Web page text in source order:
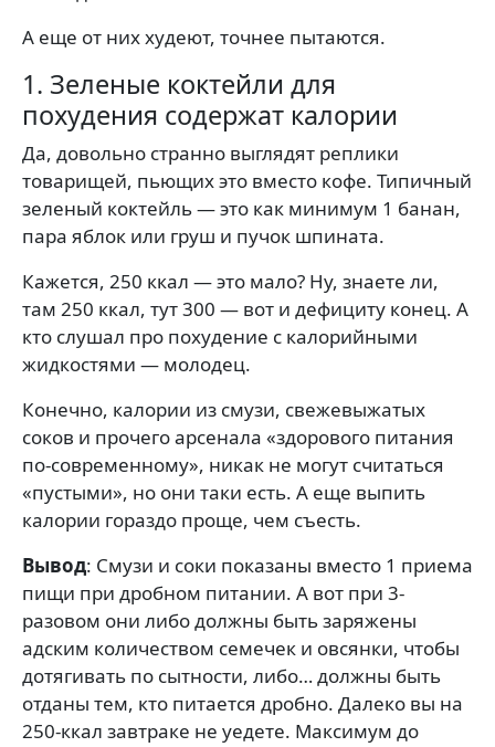
А еще от них худеют, точнее пытаются.
1. Зеленые коктейли для
похудения содержат калории
Да, довольно странно выглядят реплики
товарищей, пьющих это вместо кофе. Типичный
зеленый коктейль — это как минимум 1 банан,
пара яблок или груш и пучок шпината.
Кажется, 250 ккал — это мало? Ну, знаете ли,
там 250 ккал, тут 300 — вот и дефициту конец. А
кто слушал про похудение с калорийными
жидкостями — молодец.
Конечно, калории из смузи, свежевыжатых
соков и прочего арсенала «здорового питания
по-современному», никак не могут считаться
«пустыми», но они таки есть. А еще выпить
калории гораздо проще, чем съесть.
Вывод: Смузи и соки показаны вместо 1 приема
пищи при дробном питании. А вот при 3-
разовом они либо должны быть заряжены
адским количеством семечек и овсянки, чтобы
дотягивать по сытности, либо… должны быть
отданы тем, кто питается дробно. Далеко вы на
250-ккал завтраке не уедете. Максимум до